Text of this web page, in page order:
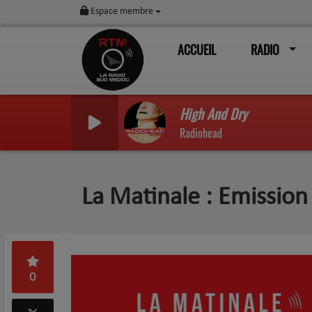
Espace membre
ACCUEIL RADIO
High And Dry
Radiohead
La Matinale :
0